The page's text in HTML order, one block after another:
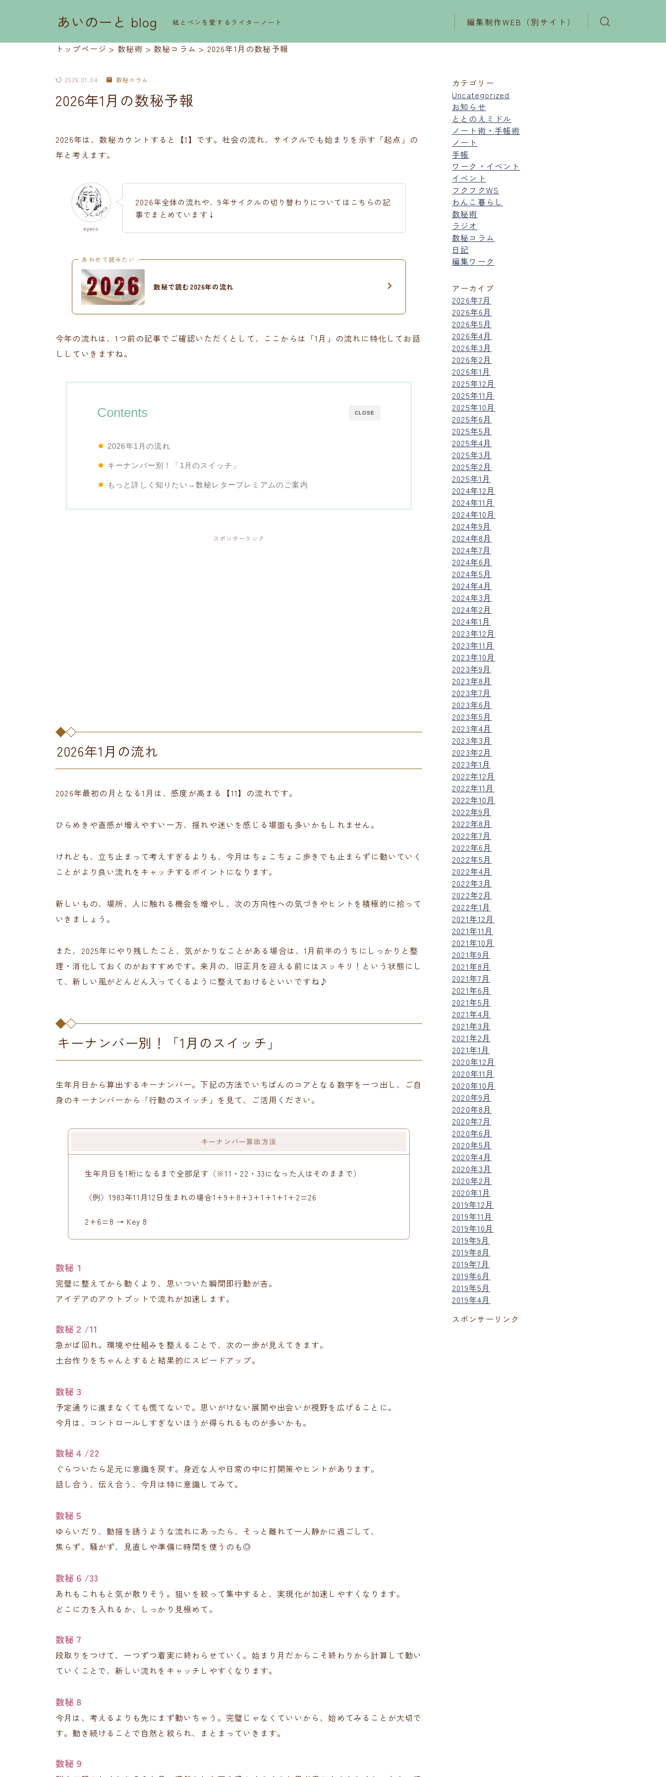
あいのーと blog 紙とペンを愛するライターノート 編集制作WEB（別サイト）
トップページ > 数秘術 > 数秘コラム > 2026年1月の数秘予報
2026.01.04 数秘コラム
2026年1月の数秘予報
2026年は、数秘カウントすると【1】です。社会の流れ、サイクルでも始まりを示す「起点」の
年と考えます。
eyeco
2026年全体の流れや、9年サイクルの切り替わりについてはこちらの記
事でまとめています↓
あわせて読みたい
数秘で読む2026年の流れ
今年の流れは、1つ前の記事でご確認いただくとして、ここからは「1月」の流れに特化してお話
ししていきますね。
CLOSE
Contents
2026年1月の流れ
キーナンバー別！「1月のスイッチ」
もっと詳しく知りたい→数秘レタープレミアムのご案内
スポンサーリンク
2026年1月の流れ
2026年最初の月となる1月は、感度が高まる【11】の流れです。
ひらめきや直感が増えやすい一方、揺れや迷いを感じる場面も多いかもしれません。
けれども、立ち止まって考えすぎるよりも、今月はちょこちょこ歩きでも止まらずに動いていく
ことがより良い流れをキャッチするポイントになります。
新しいもの、場所、人に触れる機会を増やし、次の方向性への気づきやヒントを積極的に拾って
いきましょう。
また、2025年にやり残したこと、気がかりなことがある場合は、1月前半のうちにしっかりと整
理・消化しておくのがおすすめです。来月の、旧正月を迎える前にはスッキリ！という状態にし
て、新しい風がどんどん入ってくるように整えておけるといいですね♪
キーナンバー別！「1月のスイッチ」
生年月日から算出するキーナンバー。下記の方法でいちばんのコアとなる数字を一つ出し、ご自
身のキーナンバーから「行動のスイッチ」を見て、ご活用ください。
キーナンバー算出方法
生年月日を1桁になるまで全部足す（※11・22・33になった人はそのままで）
〈例〉1983年11月12日生まれの場合1+9+8+3+1+1+1+2=26
2+6=8 → Key 8
数秘１
完璧に整えてから動くより、思いついた瞬間即行動が吉。
アイデアのアウトプットで流れが加速します。
数秘２/11
急がば回れ。環境や仕組みを整えることで、次の一歩が見えてきます。
土台作りをちゃんとすると結果的にスピードアップ。
数秘３
予定通りに進まなくても慌てないで。思いがけない展開や出会いが視野を広げることに。
今月は、コントロールしすぎないほうが得られるものが多いかも。
数秘４/22
ぐらついたら足元に意識を戻す。身近な人や日常の中に打開策やヒントがあります。
話し合う、伝え合う、今月は特に意識してみて。
数秘５
ゆらいだり、動揺を誘うような流れにあったら、そっと離れて一人静かに過ごして、
焦らず、騒がず、見直しや準備に時間を使うのも◎
数秘６/33
あれもこれもと気が散りそう。狙いを絞って集中すると、実現化が加速しやすくなります。
どこに力を入れるか、しっかり見極めて。
数秘７
段取りをつけて、一つずつ着実に終わらせていく。始まり月だからこそ終わりから計算して動い
ていくことで、新しい流れをキャッチしやすくなります。
数秘８
今月は、考えるよりも先にまず動いちゃう。完璧じゃなくていいから、始めてみることが大切で
す。動き続けることで自然と絞られ、まとまっていきます。
数秘９
カテゴリー
Uncategorized
お知らせ
ととのえミドル
ノート術・手帳術
ノート
手帳
ワーク・イベント
イベント
フクフクWS
わんこ暮らし
数秘術
ラジオ
数秘コラム
日記
編集ワーク
アーカイブ
2026年7月
2026年6月
2026年5月
2026年4月
2026年3月
2026年2月
2026年1月
2025年12月
2025年11月
2025年10月
2025年6月
2025年5月
2025年4月
2025年3月
2025年2月
2025年1月
2024年12月
2024年11月
2024年10月
2024年9月
2024年8月
2024年7月
2024年6月
2024年5月
2024年4月
2024年3月
2024年2月
2024年1月
2023年12月
2023年11月
2023年10月
2023年9月
2023年8月
2023年7月
2023年6月
2023年5月
2023年4月
2023年3月
2023年2月
2023年1月
2022年12月
2022年11月
2022年10月
2022年9月
2022年8月
2022年7月
2022年6月
2022年5月
2022年4月
2022年3月
2022年2月
2022年1月
2021年12月
2021年11月
2021年10月
2021年9月
2021年8月
2021年7月
2021年6月
2021年5月
2021年4月
2021年3月
2021年2月
2021年1月
2020年12月
2020年11月
2020年10月
2020年9月
2020年8月
2020年7月
2020年6月
2020年5月
2020年4月
2020年3月
2020年2月
2020年1月
2019年12月
2019年11月
2019年10月
2019年9月
2019年8月
2019年7月
2019年6月
2019年5月
2019年4月
スポンサーリンク